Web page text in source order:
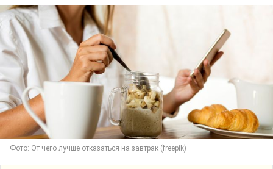
Фото: От чего лучше отказаться на завтрак (freepik)